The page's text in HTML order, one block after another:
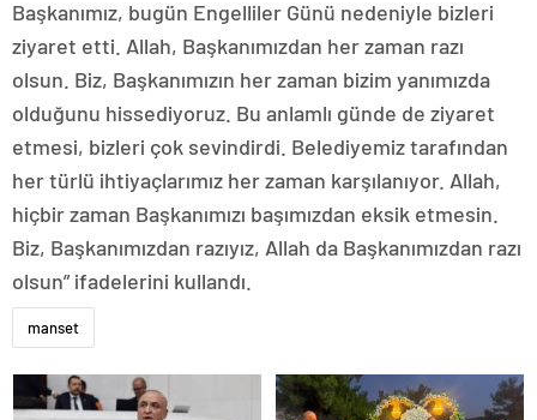
Başkanımız, bugün Engelliler Günü nedeniyle bizleri
ziyaret etti. Allah, Başkanımızdan her zaman razı
olsun. Biz, Başkanımızın her zaman bizim yanımızda
olduğunu hissediyoruz. Bu anlamlı günde de ziyaret
etmesi, bizleri çok sevindirdi. Belediyemiz tarafından
her türlü ihtiyaçlarımız her zaman karşılanıyor. Allah,
hiçbir zaman Başkanımızı başımızdan eksik etmesin.
Biz, Başkanımızdan razıyız, Allah da Başkanımızdan razı
olsun” ifadelerini kullandı.
manset